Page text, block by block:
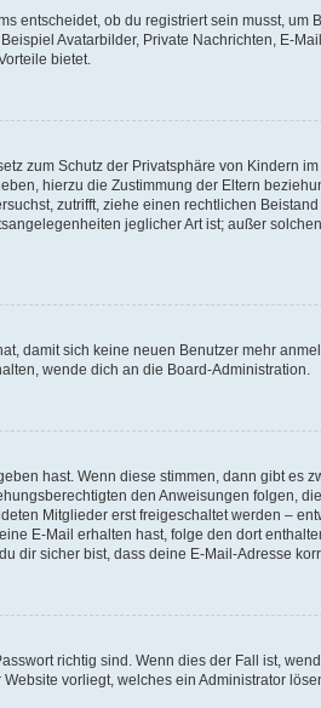
entscheidet, ob du registriert sein musst, um
Avatarbilder, Private Nachrichten, E-
bietet.
zum Schutz der Privatsphäre von Kindern
hierzu die Zustimmung der Eltern
zutrifft, ziehe einen rechtlichen
jeglicher Art ist; außer
damit sich keine neuen Benutzer mehr
wende dich an die Board-Administration.
hast. Wenn diese stimmen, dann gibt es
den Anweisungen folgen,
Mitglieder erst freigeschaltet werden –
E-Mail erhalten hast, folge den dort
dir sicher bist, dass deine E-Mail-Adresse
richtig sind. Wenn dies der Fall ist,
vorliegt, welches ein Administrator